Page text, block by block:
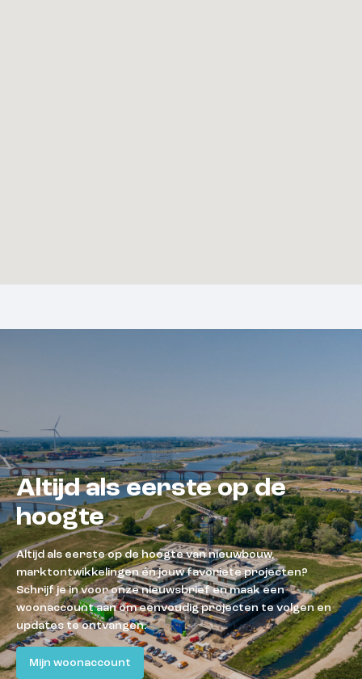
Altijd als eerste op de
hoogte
Altijd als eerste op de hoogte van nieuwbouw,
marktontwikkelingen én jouw favoriete projecten?
Schrijf je in voor onze nieuwsbrief en maak een
woonaccount aan om eenvoudig projecten te volgen en
updates te ontvangen.
Mijn woonaccount